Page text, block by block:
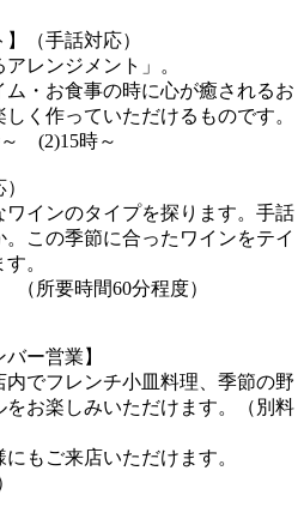
（手話対応）
レンジメント」。
・お食事の時に心が癒されるお
く作っていただけるものです。
(2)15時～
インのタイプを探ります。手話
この季節に合ったワインをテイ
。
所要時間60分程度）
ー営業】
でフレンチ小皿料理、季節の野
お楽しみいただけます。（別料
もご来店いただけます。